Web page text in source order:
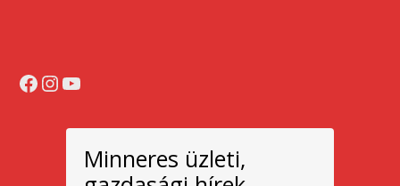
Facebook
Instagram
YouTube
Minneres üzleti,